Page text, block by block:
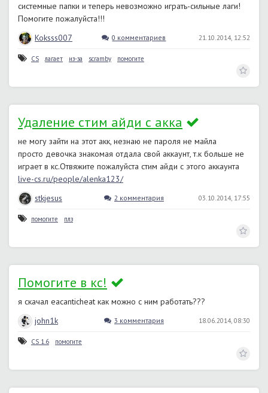
системные папки и теперь невозможно играть-сильные лаги!
Помогите пожалуйста!!!
Koksss007
0 комментариев 21.10.2014, 12:52
CS лагает из-за scramby помогите
Удаление стим айди с акка
не могу зайти на этот акк, незнаю не пароля не майла
просто девочка знакомая отдала свой аккаунт, т.к больше не
играет в кс.Отвяжите пожалуйста стим айди с этого аккаунта
live-cs.ru/people/alenka123/
stkjesus
2 комментария 03.10.2014, 17:55
помогите плз
Помогите в кс!
я скачал eacanticheat как можно с ним работать???
john1k
3 комментария 18.06.2014, 08:30
CS 1.6 помогите